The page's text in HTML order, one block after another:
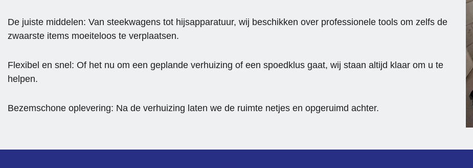
De juiste middelen: Van steekwagens tot hijsapparatuur, wij beschikken over professionele tools om zelfs de
zwaarste items moeiteloos te verplaatsen.
Flexibel en snel: Of het nu om een geplande verhuizing of een spoedklus gaat, wij staan altijd klaar om u te
helpen.
Bezemschone oplevering: Na de verhuizing laten we de ruimte netjes en opgeruimd achter.